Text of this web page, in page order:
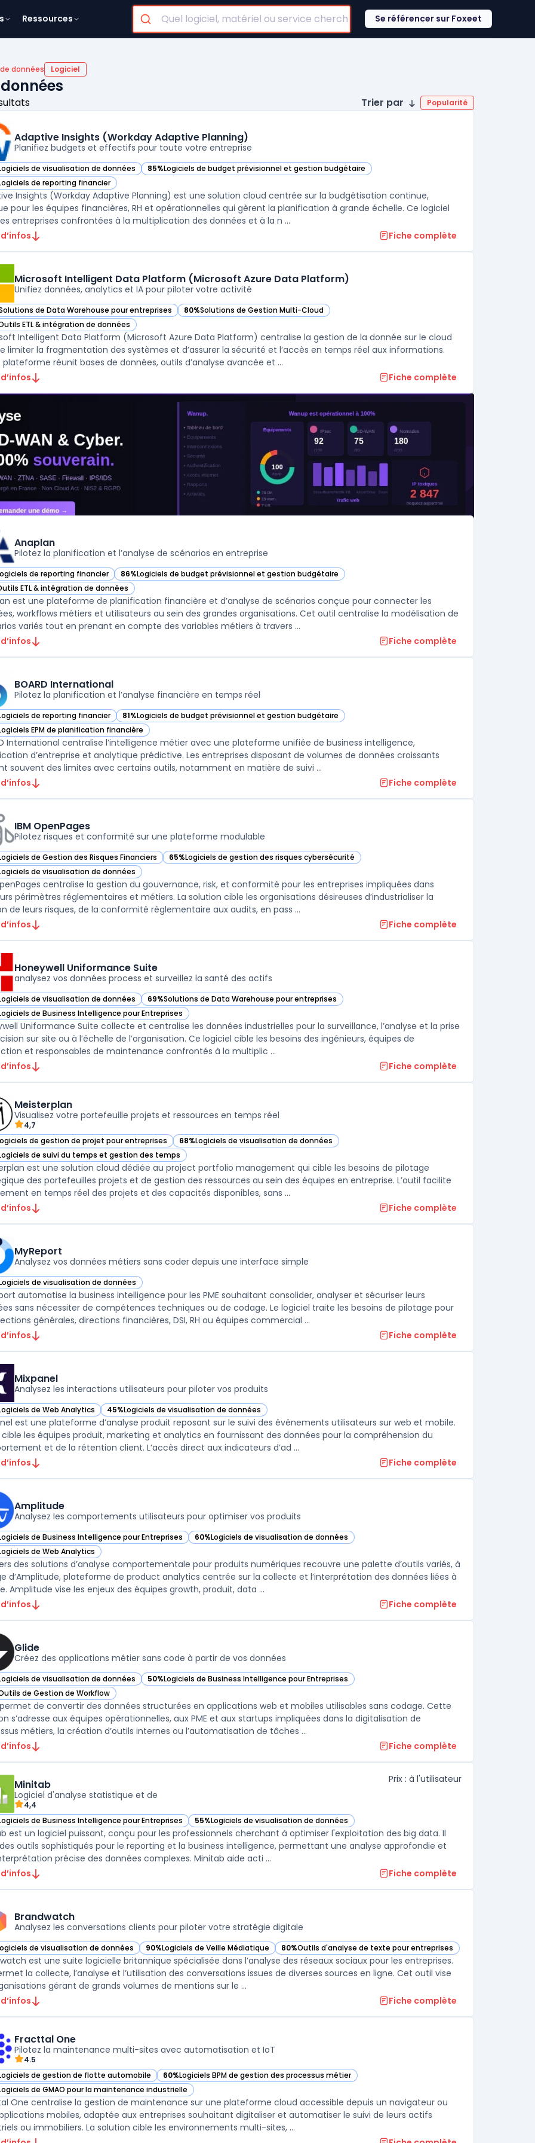
Ressources Se référencer sur Foxeet
données Logiciel
Trier par Popularité
Adaptive Insights (Workday Adaptive Planning)
Planifiez budgets et effectifs pour toute votre entreprise
de visualisation de données
Adaptive Insights (Workday Adaptive Planning) dans cette catégorie
85%Logiciels de budget prévisionnel et gestion budgétaire
— voir Adaptive Insights (Workday Adaptive Planning) dans cette catégorie
de reporting financier
Adaptive Insights (Workday Adaptive Planning) dans cette catégorie
Insights (Workday Adaptive Planning) est une solution cloud centrée sur la budgétisation continue,
pour les équipes financières, RH et opérationnelles qui gèrent la planification à grande échelle. Ce logiciel
entreprises confrontées à la multiplication des données et à la n ...
Fiche complète
Microsoft Intelligent Data Platform (Microsoft Azure Data Platform)
Unifiez données, analytics et IA pour piloter votre activité
de Data Warehouse pour entreprises
Microsoft Intelligent Data Platform (Microsoft Azure Data Platform) dans cette catégorie
80%Solutions de Gestion Multi-Cloud
— voir Microsoft Intelligent Data Platform (Microsoft Azure Data Platform) dans cette
ETL & intégration de données
Microsoft Intelligent Data Platform (Microsoft Azure Data Platform) dans cette catégorie
Intelligent Data Platform (Microsoft Azure Data Platform) centralise la gestion de la donnée sur le cloud
limiter la fragmentation des systèmes et d’assurer la sécurité et l’accès en temps réel aux informations.
Cette plateforme réunit bases de données, outils d’analyse avancée et ...
Fiche complète
Anaplan
Pilotez la planification et l’analyse de scénarios en entreprise
de reporting financier
Anaplan dans cette catégorie 86%Logiciels de budget prévisionnel et gestion budgétaire
— voir Anaplan dans cette catégorie
ETL & intégration de données
Anaplan dans cette catégorie
est une plateforme de planification financière et d’analyse de scénarios conçue pour connecter les
workflows métiers et utilisateurs au sein des grandes organisations. Cet outil centralise la modélisation de
scénarios variés tout en prenant en compte des variables métiers à travers ...
Fiche complète
BOARD International
Pilotez la planification et l’analyse financière en temps réel
de reporting financier
BOARD International dans cette catégorie
81%Logiciels de budget prévisionnel et gestion budgétaire
— voir BOARD International dans cette catégorie
EPM de planification financière
BOARD International dans cette catégorie
International centralise l’intelligence métier avec une plateforme unifiée de business intelligence,
d’entreprise et analytique prédictive. Les entreprises disposant de volumes de données croissants
traitent souvent des limites avec certains outils, notamment en matière de suivi ...
Fiche complète
IBM OpenPages
Pilotez risques et conformité sur une plateforme modulable
de Gestion des Risques Financiers
IBM OpenPages dans cette catégorie 65%Logiciels de gestion des risques cybersécurité
— voir IBM OpenPages dans cette catégorie
de visualisation de données
IBM OpenPages dans cette catégorie
centralise la gestion du gouvernance, risk, et conformité pour les entreprises impliquées dans
périmètres réglementaires et métiers. La solution cible les organisations désireuses d’industrialiser la
de leurs risques, de la conformité réglementaire aux audits, en pass ...
Fiche complète
Honeywell Uniformance Suite
analysez vos données process et surveillez la santé des actifs
de visualisation de données
Honeywell Uniformance Suite dans cette catégorie
69%Solutions de Data Warehouse pour entreprises
— voir Honeywell Uniformance Suite dans cette catégorie
de Business Intelligence pour Entreprises
Honeywell Uniformance Suite dans cette catégorie
Uniformance Suite collecte et centralise les données industrielles pour la surveillance, l’analyse et la prise
sur site ou à l’échelle de l’organisation. Ce logiciel cible les besoins des ingénieurs, équipes de
et responsables de maintenance confrontés à la multiplic ...
Fiche complète
Meisterplan
Visualisez votre portefeuille projets et ressources en temps réel
4,7
de gestion de projet pour entreprises
Meisterplan dans cette catégorie 68%Logiciels de visualisation de données
— voir Meisterplan dans cette catégorie
de suivi du temps et gestion des temps
Meisterplan dans cette catégorie
est une solution cloud dédiée au project portfolio management qui cible les besoins de pilotage
des portefeuilles projets et de gestion des ressources au sein des équipes en entreprise. L’outil facilite
en temps réel des projets et des capacités disponibles, sans ...
Fiche complète
MyReport
Analysez vos données métiers sans coder depuis une interface simple
de visualisation de données
MyReport dans cette catégorie
automatise la business intelligence pour les PME souhaitant consolider, analyser et sécuriser leurs
sans nécessiter de compétences techniques ou de codage. Le logiciel traite les besoins de pilotage pour
générales, directions financières, DSI, RH ou équipes commercial ...
Fiche complète
Mixpanel
Analysez les interactions utilisateurs pour piloter vos produits
de Web Analytics
Mixpanel dans cette catégorie
45%Logiciels de visualisation de données
— voir Mixpanel dans cette catégorie
est une plateforme d’analyse produit reposant sur le suivi des événements utilisateurs sur web et mobile.
cible les équipes produit, marketing et analytics en fournissant des données pour la compréhension du
et de la rétention client. L’accès direct aux indicateurs d’ad ...
Fiche complète
Amplitude
Analysez les comportements utilisateurs pour optimiser vos produits
de Business Intelligence pour Entreprises
Amplitude dans cette catégorie 60%Logiciels de visualisation de données
— voir Amplitude dans cette catégorie
de Web Analytics
Amplitude dans cette catégorie
des solutions d’analyse comportementale pour produits numériques recouvre une palette d’outils variés, à
d’Amplitude, plateforme de product analytics centrée sur la collecte et l’interprétation des données liées à
Amplitude vise les enjeux des équipes growth, produit, data ...
Fiche complète
Glide
Créez des applications métier sans code à partir de vos données
de visualisation de données
Glide dans cette catégorie 50%Logiciels de Business Intelligence pour Entreprises
— voir Glide dans cette catégorie
de Gestion de Workflow
Glide dans cette catégorie
de convertir des données structurées en applications web et mobiles utilisables sans codage. Cette
s’adresse aux équipes opérationnelles, aux PME et aux startups impliquées dans la digitalisation de
processus métiers, la création d’outils internes ou l’automatisation de tâches ...
Fiche complète
Minitab
Logiciel d'analyse statistique et de
4,4
Prix : à l'utilisateur
de Business Intelligence pour Entreprises
Minitab dans cette catégorie 55%Logiciels de visualisation de données
— voir Minitab dans cette catégorie
est un logiciel puissant, conçu pour les professionnels cherchant à optimiser l'exploitation des big data. Il
outils sophistiqués pour le reporting et la business intelligence, permettant une analyse approfondie et
précise des données complexes. Minitab aide acti ...
Fiche complète
Brandwatch
Analysez les conversations clients pour piloter votre stratégie digitale
de visualisation de données
Brandwatch dans cette catégorie 90%Logiciels de Veille Médiatique
— voir Brandwatch dans cette catégorie
80%Outils d'analyse de texte pour entreprises
— voir Brandwatch dans cette catégorie
est une suite logicielle britannique spécialisée dans l’analyse des réseaux sociaux pour les entreprises.
la collecte, l’analyse et l’utilisation des conversations issues de diverses sources en ligne. Cet outil vise
gérant de grands volumes de mentions sur le ...
Fiche complète
Fracttal One
Pilotez la maintenance multi-sites avec automatisation et IoT
4.5
de gestion de flotte automobile
Fracttal One dans cette catégorie 60%Logiciels BPM de gestion des processus métier
— voir Fracttal One dans cette catégorie
de GMAO pour la maintenance industrielle
Fracttal One dans cette catégorie
One centralise la gestion de maintenance sur une plateforme cloud accessible depuis un navigateur ou
mobiles, adaptée aux entreprises souhaitant digitaliser et automatiser le suivi de leurs actifs
ou immobiliers. La solution cible les environnements multi-sites, ...